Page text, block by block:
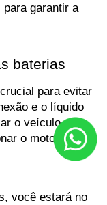
garantir a
baterias
para evitar
e o líquido
o veículo
o motor e opte
você estará no